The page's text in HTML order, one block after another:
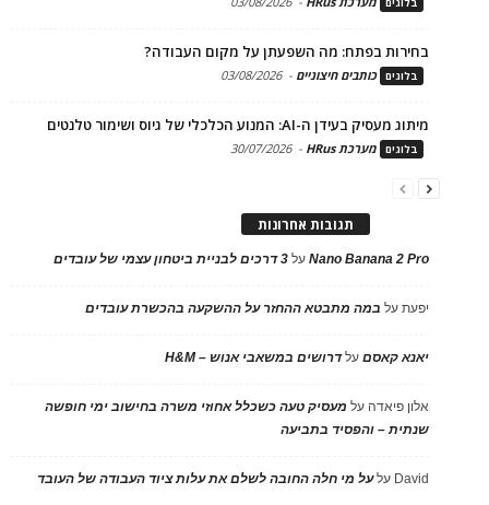
בלוגים
בחירות בפתח: מה השפעתן על מקום העבודה?
בלוגים כותבים חיצוניים -
03/08/2026
מיתוג מעסיק בעידן ה-AI: המנוע הכלכלי של גיוס ושימור טלנטים
בלוגים מערכת HRus -
30/07/2026
תגובות אחרונות
Nano Banana 2 Proעל 3 דרכים לבניית ביטחון עצמי של עובדים
יפעתעל במה מתבטא ההחזר על ההשקעה בהכשרת עובדים
יאנא קאסםעלדרושים במשאבי אנוש – H&M
אלון פיאדה על מעסיק טעה כשכלל אחוזי משרה בחישוב ימי חופשה
שנתית – והפסיד בתביעה
David עלעל מי חלה החובה לשלם את עלות ציוד העבודה של העובד